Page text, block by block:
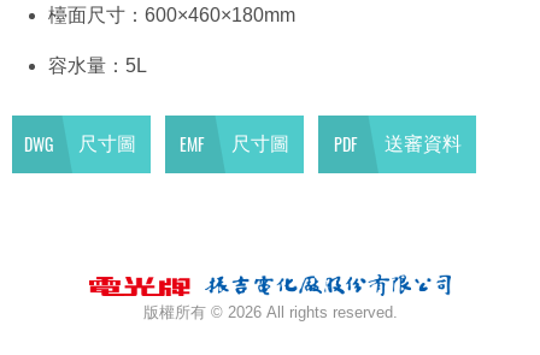
檯面尺寸：600×460×180mm
容水量：5L
DWG 尺寸圖 EMF 尺寸圖 PDF 送審資料
版權所有 © 2026 All rights reserved.